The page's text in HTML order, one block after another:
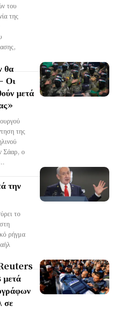
του
της
θα
Οι
μετά
της
Σάαρ, ο
την
το
ρήγμα
σε